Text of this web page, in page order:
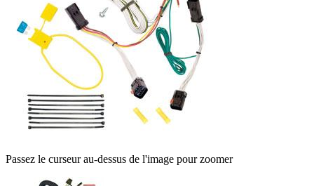
Passez le curseur au-dessus de l'image pour zoomer